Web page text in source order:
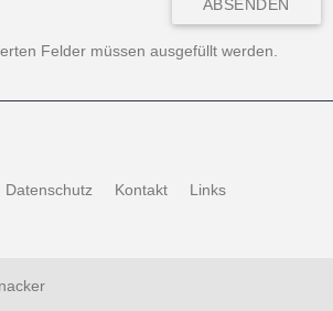
ABSENDEN
Felder müssen ausgefüllt werden.
Datenschutz Kontakt
Links